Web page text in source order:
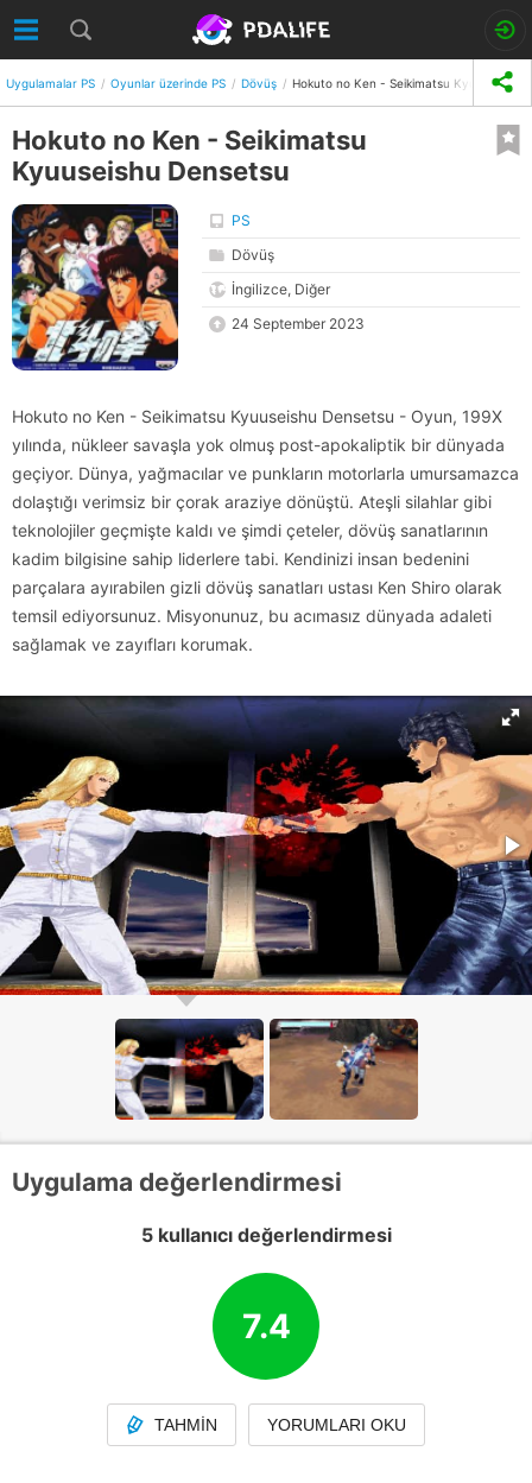
Uygulamalar PS Oyunlar üzerinde PS Dövüş Hokuto no Ken - Seikimatsu Kyuuseishu
Hokuto no Ken - Seikimatsu
Kyuuseishu Densetsu
PS
Dövüş
İngilizce, Diğer
24 September 2023
Hokuto no Ken - Seikimatsu Kyuuseishu Densetsu - Oyun, 199X
yılında, nükleer savaşla yok olmuş post-apokaliptik bir dünyada
geçiyor. Dünya, yağmacılar ve punkların motorlarla umursamazca
dolaştığı verimsiz bir çorak araziye dönüştü. Ateşli silahlar gibi
teknolojiler geçmişte kaldı ve şimdi çeteler, dövüş sanatlarının
kadim bilgisine sahip liderlere tabi. Kendinizi insan bedenini
parçalara ayırabilen gizli dövüş sanatları ustası Ken Shiro olarak
temsil ediyorsunuz. Misyonunuz, bu acımasız dünyada adaleti
sağlamak ve zayıfları korumak.
Uygulama değerlendirmesi
5 kullanıcı değerlendirmesi
7.4
TAHMIN YORUMLARI OKU